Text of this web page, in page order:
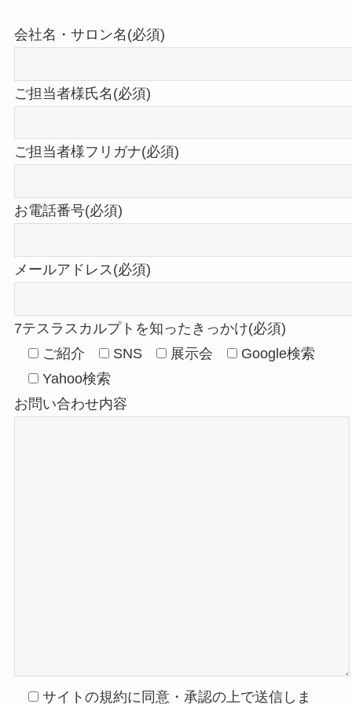
会社名・サロン名(必須)
ご担当者様氏名(必須)
ご担当者様フリガナ(必須)
お電話番号(必須)
メールアドレス(必須)
7テスラスカルプトを知ったきっかけ(必須)
ご紹介
SNS 展示会
Google検索
Yahoo検索
お問い合わせ内容
サイトの規約に同意・承認の上で送信しま